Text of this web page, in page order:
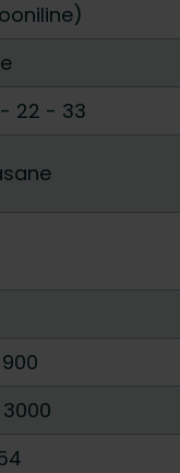
- 22 - 33
900
3000